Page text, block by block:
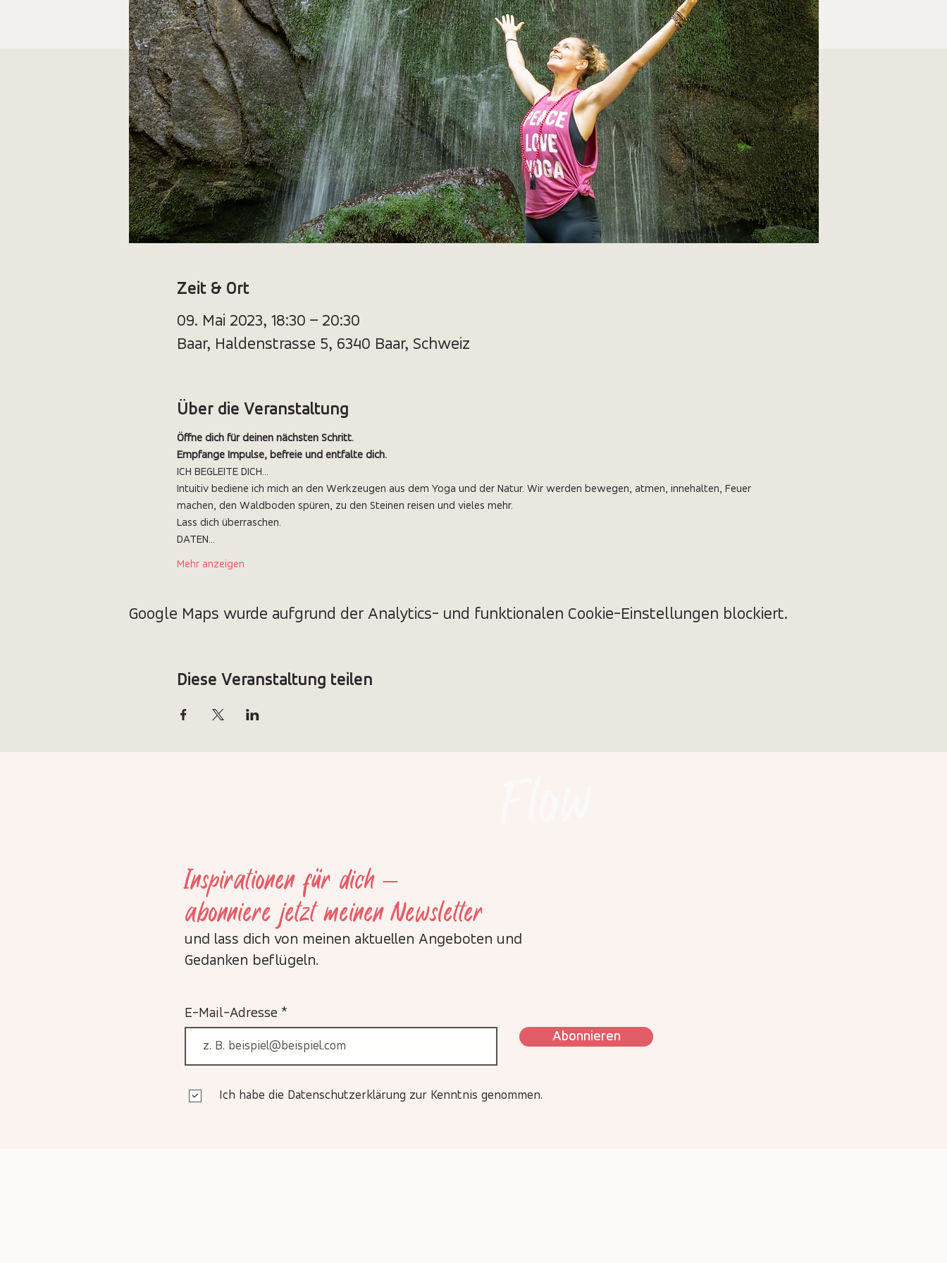
Zeit & Ort
09. Mai 2023, 18:30 – 20:30
Baar, Haldenstrasse 5, 6340 Baar, Schweiz
Über die Veranstaltung
Öffne dich für deinen nächsten Schritt.
Empfange Impulse, befreie und entfalte dich.
ICH BEGLEITE DICH...
Intuitiv bediene ich mich an den Werkzeugen aus dem Yoga und der Natur. Wir werden bewegen, atmen, innehalten, Feuer
machen, den Waldboden spüren, zu den Steinen reisen und vieles mehr.
Lass dich überraschen.
DATEN...
Mehr anzeigen
Google Maps wurde aufgrund der Analytics- und funktionalen Cookie-Einstellungen blockiert.
Diese Veranstaltung teilen
Inspirationen für dich –
abonniere jetzt meinen Newsletter
und lass dich von meinen aktuellen Angeboten und
Gedanken beflügeln.
E-Mail-Adresse
Abonnieren
Ich habe die Datenschutzerklärung zur Kenntnis genommen.